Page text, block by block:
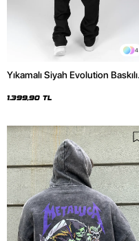
4
Yıkamalı Siyah Evolution Baskılı
Hoodie
1.399,90 TL